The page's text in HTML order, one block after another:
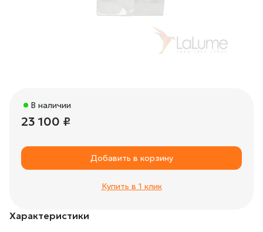
Характеристики
В наличии
23 100 ₽
Добавить в корзину
Купить в 1 клик